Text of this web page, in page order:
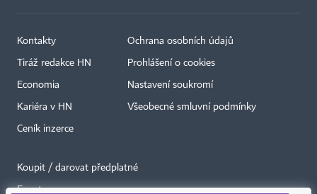
Kontakty
Tiráž redakce HN
Economia
Kariéra v HN
Ceník inzerce
Ochrana osobních údajů
Prohlášení o cookies
Nastavení soukromí
Všeobecné smluvní podmínky
Koupit / darovat předplatné
Eventy